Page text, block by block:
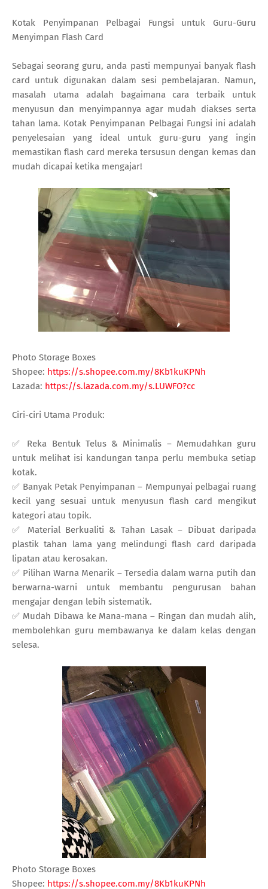
Kotak Penyimpanan Pelbagai Fungsi untuk Guru-Guru
Menyimpan Flash Card
Sebagai seorang guru, anda pasti mempunyai banyak flash
card untuk digunakan dalam sesi pembelajaran. Namun,
masalah utama adalah bagaimana cara terbaik untuk
menyusun dan menyimpannya agar mudah diakses serta
tahan lama. Kotak Penyimpanan Pelbagai Fungsi ini adalah
penyelesaian yang ideal untuk guru-guru yang ingin
memastikan flash card mereka tersusun dengan kemas dan
mudah dicapai ketika mengajar!
Photo Storage Boxes
Shopee: https://s.shopee.com.my/8Kb1kuKPNh
Lazada: https://s.lazada.com.my/s.LUWFO?cc
Ciri-ciri Utama Produk:
✅ Reka Bentuk Telus & Minimalis – Memudahkan guru
untuk melihat isi kandungan tanpa perlu membuka setiap
kotak.
✅ Banyak Petak Penyimpanan – Mempunyai pelbagai ruang
kecil yang sesuai untuk menyusun flash card mengikut
kategori atau topik.
✅ Material Berkualiti & Tahan Lasak – Dibuat daripada
plastik tahan lama yang melindungi flash card daripada
lipatan atau kerosakan.
✅ Pilihan Warna Menarik – Tersedia dalam warna putih dan
berwarna-warni untuk membantu pengurusan bahan
mengajar dengan lebih sistematik.
✅ Mudah Dibawa ke Mana-mana – Ringan dan mudah alih,
membolehkan guru membawanya ke dalam kelas dengan
selesa.
Photo Storage Boxes
Shopee: https://s.shopee.com.my/8Kb1kuKPNh